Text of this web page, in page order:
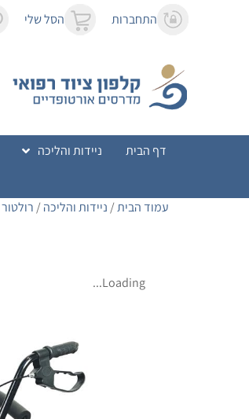
התחברות הסל שלי
דף הבית ניידות והליכה
עמוד הבית/ניידות והליכה/רולטור
Loading...